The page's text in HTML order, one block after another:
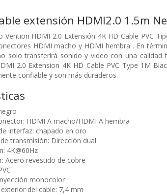
extensión HDMI2.0 1.5m
Vention HDMI 2.0 Extensión 4K HD Cable PVC
HDMI macho y HDMI hembra . En
solo transferirá sonido y video con una
2.0 Extension 4K HD Cable PVC Type 1M
confiable y son más duraderos.
HDMI A macho/HDMI A hembra
interfaz: chapado en oro
transmisión: Dirección dual
4K@60Hz
Acero revestido de cobre
monocolor
del cable: 7,4 mm